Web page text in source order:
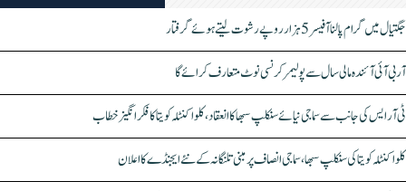
جگتیال میں گرام پالنا آفیسر 5 ہزار روپے رشوت لیتے ہوئے گرفتار
آر بی آئی آئندہ مالی سال سے پولیمر کرنسی نوٹ متعارف کرائے گا
ٹی آر ایس کی جانب سے سماجی نیائے سنکلپ سبھا کا انعقاد، کلواکنٹلہ کویتا کا فکر انگیز خطاب
کلواکنٹلہ کویتا کی سنکلپ سبھا، سماجی انصاف پر مبنی تلنگانہ کے نئے ایجنڈے کا اعلان